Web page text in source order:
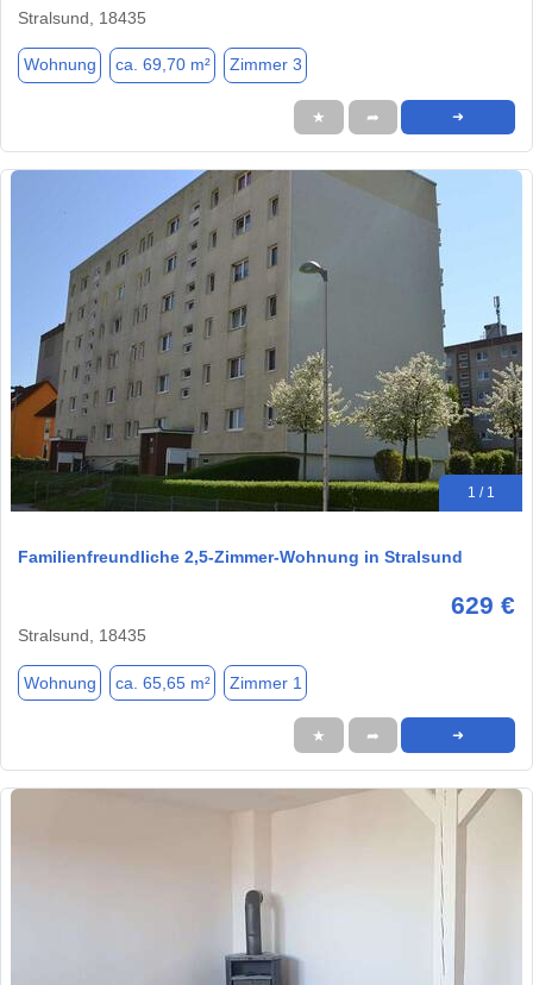
Stralsund, 18435
Wohnung ca. 69,70 m² Zimmer 3
★ ➦ ➜
1 / 1
Familienfreundliche 2,5-Zimmer-Wohnung in Stralsund
629 €
Stralsund, 18435
Wohnung ca. 65,65 m² Zimmer 1
★ ➦ ➜